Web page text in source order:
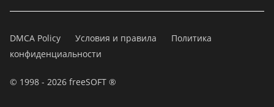
DMCA Policy Условия и правила
Политика
конфиденциальности
© 1998 - 2026 freeSOFT ®